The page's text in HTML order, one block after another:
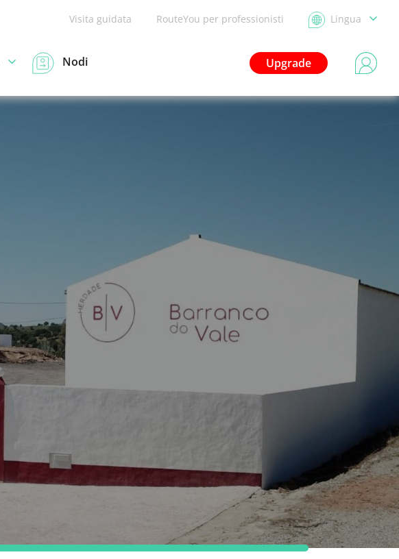
Visita guidata RouteYou per professionisti Lingua
Upgrade
Nodi